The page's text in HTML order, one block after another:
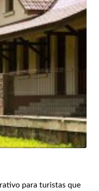
para turistas que